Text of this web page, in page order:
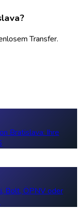
Transfer.
Bratislava: Ihre
Bolt, ÖPNV oder